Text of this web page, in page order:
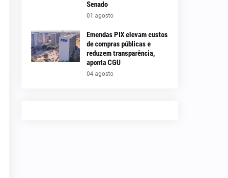
Senado
01 agosto
Emendas PIX elevam custos
de compras públicas e
reduzem transparência,
aponta CGU
04 agosto